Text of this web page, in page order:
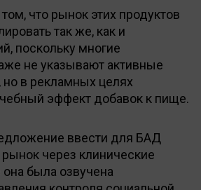
что рынок этих продуктов
так же, как и
поскольку многие
не указывают активные
в рекламных целях
эффект добавок к пище.
ввести для БАД
через клинические
была озвучена